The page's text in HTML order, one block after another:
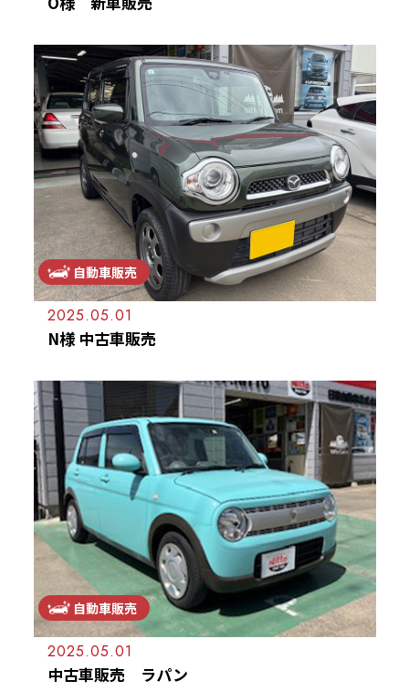
自動車販売
2025.05.01
N様 中古車販売
自動車販売
2025.05.01
中古車販売 ラパン